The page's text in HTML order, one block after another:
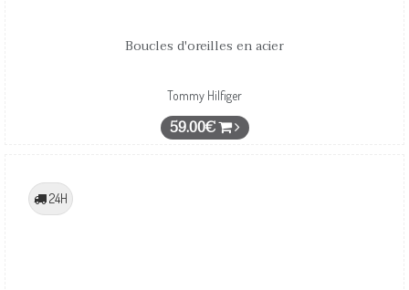
Boucles d'oreilles en acier
Tommy Hilfiger
59.00€
24H